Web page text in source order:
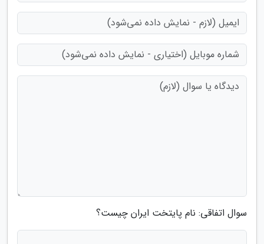
سوال اتفاقی: نام پایتخت ایران چیست؟